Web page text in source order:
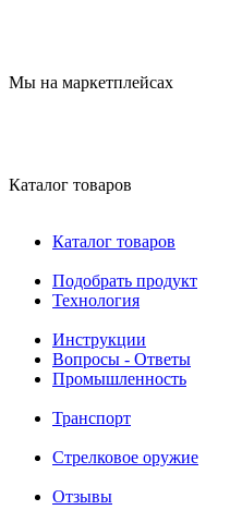
Мы на маркетплейсах
Каталог товаров
Каталог товаров
Подобрать продукт
Технология
Инструкции
Вопросы - Ответы
Промышленность
Транспорт
Стрелковое оружие
Отзывы